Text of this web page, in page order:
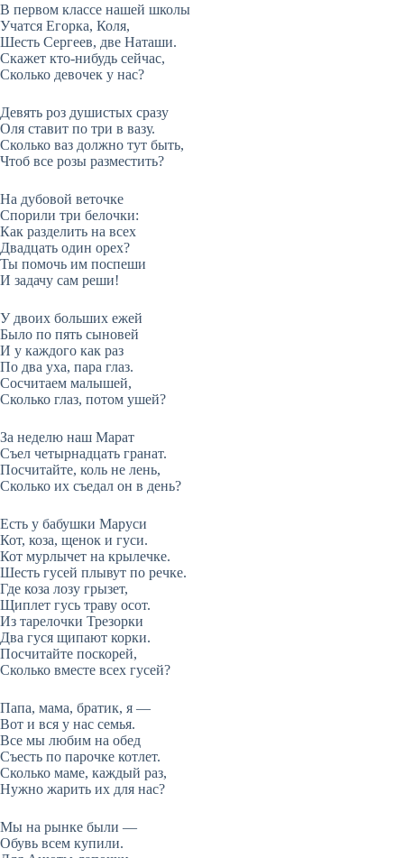
В первом классе нашей школы
Учатся Егорка, Коля,
Шесть Сергеев, две Наташи.
Скажет кто-нибудь сейчас,
Сколько девочек у нас?
Девять роз душистых сразу
Оля ставит по три в вазу.
Сколько ваз должно тут быть,
Чтоб все розы разместить?
На дубовой веточке
Спорили три белочки:
Как разделить на всех
Двадцать один орех?
Ты помочь им поспеши
И задачу сам реши!
У двоих больших ежей
Было по пять сыновей
И у каждого как раз
По два уха, пара глаз.
Сосчитаем малышей,
Сколько глаз, потом ушей?
За неделю наш Марат
Съел четырнадцать гранат.
Посчитайте, коль не лень,
Сколько их съедал он в день?
Есть у бабушки Маруси
Кот, коза, щенок и гуси.
Кот мурлычет на крылечке.
Шесть гусей плывут по речке.
Где коза лозу грызет,
Щиплет гусь траву осот.
Из тарелочки Трезорки
Два гуся щипают корки.
Посчитайте поскорей,
Сколько вместе всех гусей?
Папа, мама, братик, я —
Вот и вся у нас семья.
Все мы любим на обед
Съесть по парочке котлет.
Сколько маме, каждый раз,
Нужно жарить их для нас?
Мы на рынке были —
Обувь всем купили.